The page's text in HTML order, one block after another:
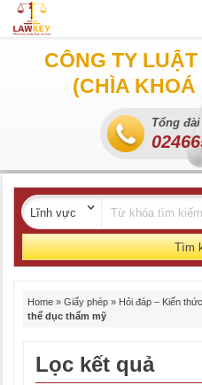
CÔNG TY
(CHÌA
Tổng
Tìm
Home » Giấy phép » Hỏi đáp – Kiến thức
thể dục thẩm mỹ
Lọc kết quả